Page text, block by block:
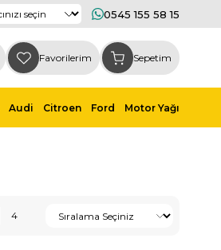
0545 155 58 15
Favorilerim Sepetim
Audi Citroen Ford Motor Yağı